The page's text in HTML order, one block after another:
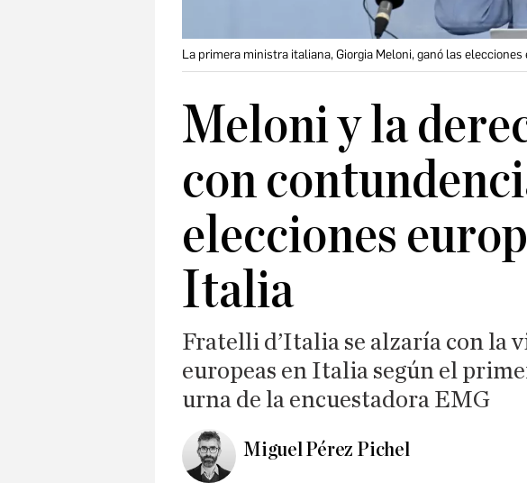
La primera ministra italiana, Giorgia Meloni, ganó las elecciones
Meloni y la
con
elecciones
Italia
Fratelli d’Italia se alzaría con la
europeas en Italia según el
urna de la encuestadora EMG
Miguel Pérez Pichel